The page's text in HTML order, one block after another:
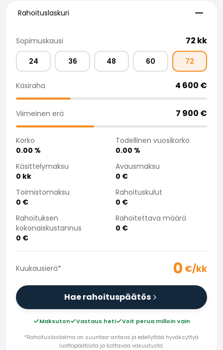
SakaVarma hyötyajoneuvoille
Vetokoukut
Renkaat autoon
Auton ostaminen etänä
Saka Select
Uutiset ja kampanjat
Toimipisteet
Yritys
Saka Finland Oy
Ostotiimi
Yhteydenotto
Rekrytointi
Laskutustiedot
Medialle
Kokemuksia Sakasta
Reklamaatiot
Rahoituslaskuri
Rahoituslaskuri
Sopimuskausi 72 kk
24 36 48 60 72
Käsiraha 4 600 €
Viimeinen erä 7 900 €
Korko
0.00 %
Todellinen vuosikorko
0.00 %
Käsittelymaksu
0 kk
Avausmaksu
0 €
Toimistomaksu
0 €
Rahoituskulut
0 €
Rahoituksen
kokonaiskustannus
0 €
Rahoitettava määrä
0 €
Kuukausierä* 0 €/kk
Hae rahoituspäätös
Maksuton Vastaus heti
Voit perua milloin vain
*Rahoituslaskelma on suuntaa-antava ja edellyttää hyväksyttyä
luottopäätöstä ja kattavaa vakuutusta.